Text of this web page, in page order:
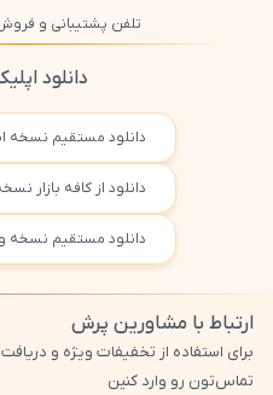
تلفن پشتیبانی و فروش
دانلود
دانلود مستقیم نسخه
دانلود از کافه بازار
دانلود مستقیم نسخه
ارتباط با مشاورین پرش
برای استفاده از تخفیفات ویژه و
تماس‌تون رو وارد کنین